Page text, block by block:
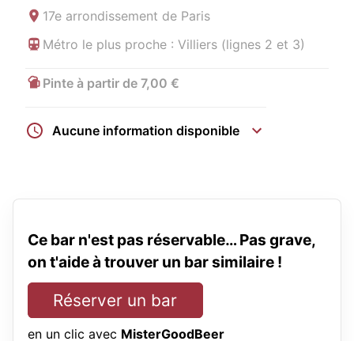
17e arrondissement de Paris
Métro le plus proche : Villiers (lignes 2 et 3)
Pinte à partir de 7,00 €
Aucune information disponible
Ce bar n'est pas réservable… Pas grave,
on t'aide à trouver un bar similaire !
Réserver un bar
en un clic avec MisterGoodBeer